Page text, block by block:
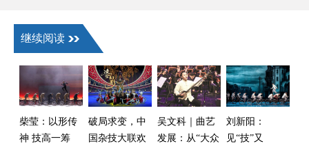
继续阅读
柴莹：以形传
神 技高一筹
破局求变，中
国杂技大联欢
吴文科｜曲艺
发展：从“大众
刘新阳：
见“技”又